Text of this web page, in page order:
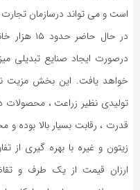
در حال
درصورت ایجاد صنایع تبدیلی
خواهد یافت. این بخش مزیت
تولیدی نظیر زراعت ، محصولات
قدرت ، رقابت بسیار بالا بوده و
زیتون و غیره با بهره گیری از
ارزان قیمت از یک طرف و